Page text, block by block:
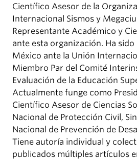
Científico Asesor de la
Internacional Sismos y
Representante Académico y
ante esta organización. Ha
México ante la Unión
Miembro Par del Comité
Evaluación de la Educación
Actualmente funge como
Científico Asesor de Ciencias
Nacional de Protección Civil,
Nacional de Prevención de
Tiene autoría individual y
publicados múltiples artículos